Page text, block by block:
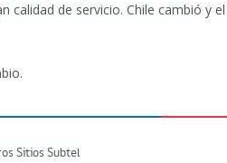
calidad de servicio. Chile cambió y
Sitios Subtel